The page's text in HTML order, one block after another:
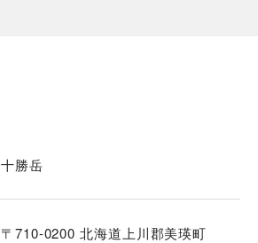
十勝岳
〒710-0200 北海道上川郡美瑛町